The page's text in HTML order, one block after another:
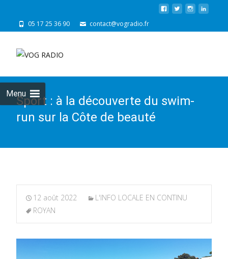
05 17 25 36 90 contact@vogradio.fr
Menu
Sport : à la découverte du swim-
run sur la Côte de beauté
12 août 2022
L'INFO LOCALE EN CONTINU
ROYAN